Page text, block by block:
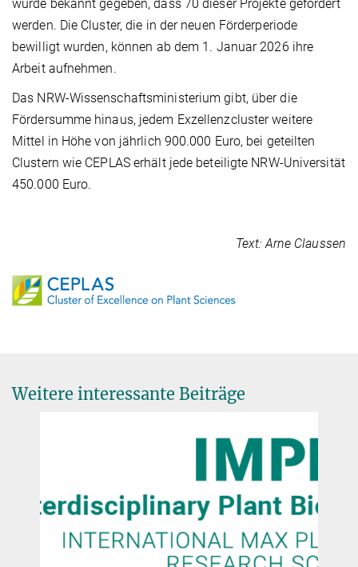
wurde bekannt gegeben, dass 70 dieser Projekte gefördert
werden. Die Cluster, die in der neuen Förderperiode
bewilligt wurden, können ab dem 1. Januar 2026 ihre
Arbeit aufnehmen.
Das NRW-Wissenschaftsministerium gibt, über die
Fördersumme hinaus, jedem Exzellenzcluster weitere
Mittel in Höhe von jährlich 900.000 Euro, bei geteilten
Clustern wie CEPLAS erhält jede beteiligte NRW-Universität
450.000 Euro.
Text: Arne Claussen
Weitere interessante Beiträge